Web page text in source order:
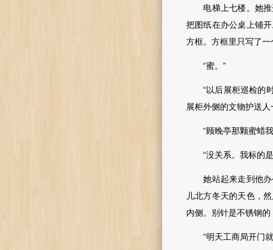
电梯上七楼。她推
把图纸在办公桌上铺
方框。方框里只写了一
“蜜。”
“以后展柜巡检的时
展柜外侧的文物护送人
“顾晚亭那颗蜜蜡我
“没关系。我标的是
她站起来走到他办
儿北方冬天的天色，
内侧。别针是不锈钢
“明天工商局开门就